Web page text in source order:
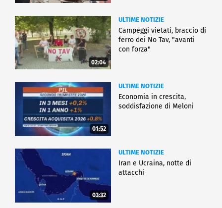
02:04
ULTIME NOTIZIE
Campeggi vietati, braccio di
ferro dei No Tav, "avanti
con forza"
01:52
ULTIME NOTIZIE
Economia in crescita,
soddisfazione di Meloni
03:32
ULTIME NOTIZIE
Iran e Ucraina, notte di
attacchi